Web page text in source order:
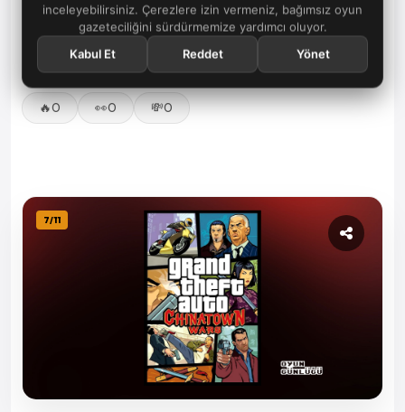
inceleyebilirsiniz. Çerezlere izin vermeniz, bağımsız oyun
gazeteciliğini sürdürmemize yardımcı oluyor.
Kabul Et
Reddet Yönet
Liberty City'nin sert atmosferini yansıtıyordu. Önceki
oyunlardaki eğlenceli tonun yerini daha ciddi ve sinematik
bir yaklaşım aldı.
🔥0 👀0 💸0
7/11